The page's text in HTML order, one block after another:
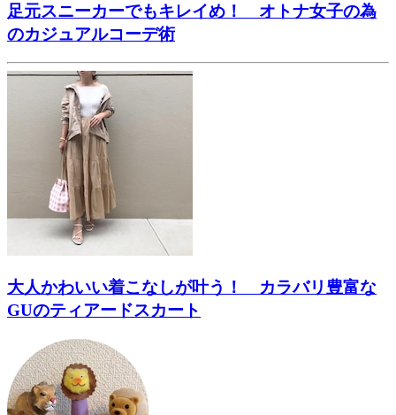
足元スニーカーでもキレイめ！ オトナ女子の為
のカジュアルコーデ術
大人かわいい着こなしが叶う！ カラバリ豊富な
GUのティアードスカート